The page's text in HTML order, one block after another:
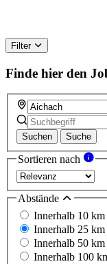
Filter
Finde hier den
Suchen Suche
Sortieren nach
Abstände
Innerhalb 10 km
Innerhalb 25 km
Innerhalb 50 km
Innerhalb 100